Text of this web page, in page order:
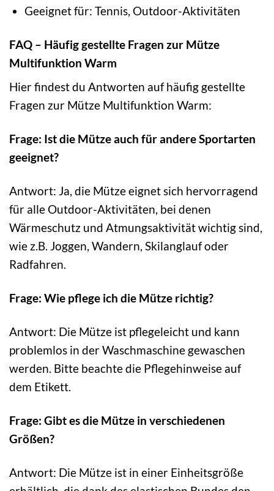
Geeignet für: Tennis, Outdoor-Aktivitäten
FAQ – Häufig gestellte Fragen zur Mütze
Multifunktion Warm
Hier findest du Antworten auf häufig gestellte
Fragen zur Mütze Multifunktion Warm:
Frage: Ist die Mütze auch für andere Sportarten
geeignet?
Antwort: Ja, die Mütze eignet sich hervorragend
für alle Outdoor-Aktivitäten, bei denen
Wärmeschutz und Atmungsaktivität wichtig sind,
wie z.B. Joggen, Wandern, Skilanglauf oder
Radfahren.
Frage: Wie pflege ich die Mütze richtig?
Antwort: Die Mütze ist pflegeleicht und kann
problemlos in der Waschmaschine gewaschen
werden. Bitte beachte die Pflegehinweise auf
dem Etikett.
Frage: Gibt es die Mütze in verschiedenen
Größen?
Antwort: Die Mütze ist in einer Einheitsgröße